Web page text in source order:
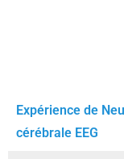
Expérience de
cérébrale EEG